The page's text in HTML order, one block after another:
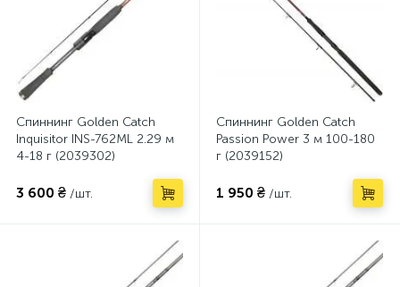
Спиннинг Golden Catch
Inquisitor INS-762ML 2.29 м
4-18 г (2039302)
3 600 ₴ /шт.
Спиннинг Golden Catch
Passion Power 3 м 100-180
г (2039152)
1 950 ₴ /шт.